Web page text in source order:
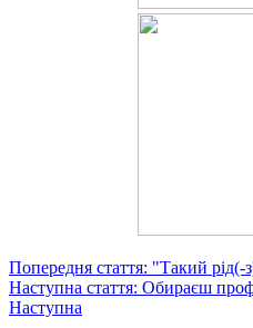
Попередня стаття: "Такий
Наступна стаття: Обираєш
Наступна